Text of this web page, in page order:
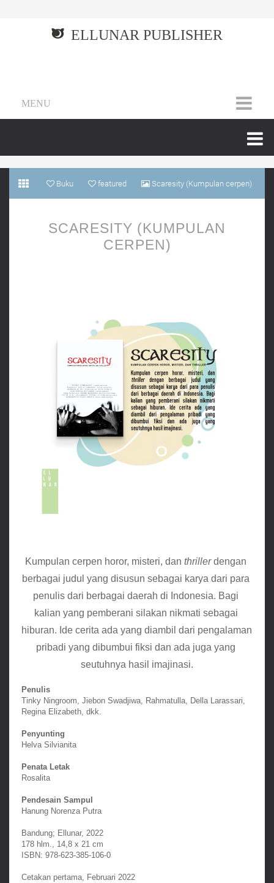
ELLUNAR PUBLISHER
MENU
Buku featured Scaresity (Kumpulan cerpen)
SCARESITY (KUMPULAN
CERPEN)
Kumpulan cerpen horor, misteri, dan thriller dengan
berbagai judul yang disusun sebagai karya dari para
penulis dari berbagai daerah di Indonesia. Bagi
kalian yang pemberani silakan nikmati sebagai
hiburan. Ide cerita ada yang diambil dari pengalaman
pribadi yang dibumbui fiksi dan ada juga yang
seutuhnya hasil imajinasi.
Penulis
Tinky Ningroom, Jiebon Swadjiwa, Rahmatulla, Della Larassari,
Regina Elizabeth, dkk.
Penyunting
Helva Silvianita
Penata Letak
Rosalita
Pendesain Sampul
Hanung Norenza Putra
Bandung; Ellunar, 2022
178 hlm., 14,8 x 21 cm
ISBN: 978-623-385-106-0
Cetakan pertama, Februari 2022